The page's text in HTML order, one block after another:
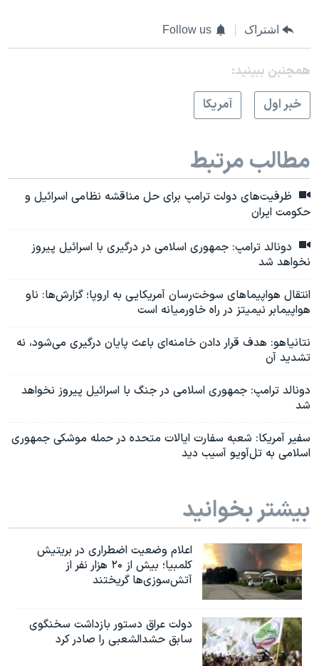
اشتراک Follow us
همچنبن ببینید:
خبر اول
آمريکا
مطالب مرتبط
ظرفیت‌های دولت ترامپ برای حل مناقشه نظامی اسرائیل و
حکومت ایران
دونالد ترامپ: جمهوری اسلامی در درگیری با اسرائیل پیروز
نخواهد شد
انتقال هواپیماهای سوخت‌رسان آمریکایی به اروپا؛ گزارش‌ها: ناو
هواپیمابر نیمیتز در راه خاورمیانه است
نتانیاهو: هدف قرار دادن خامنه‌ای باعث پایان درگیری می‌شود، نه
تشدید آن
دونالد ترامپ: جمهوری اسلامی در جنگ با اسرائیل پیروز نخواهد
شد
سفیر آمریکا: شعبه سفارت ایالات متحده در حمله موشکی جمهوری
اسلامی به تل‌آویو آسیب دید
بیشتر بخوانید
اعلام وضعیت اضطراری در بریتیش
کلمبیا؛ بیش از ۲۰ هزار نفر از
آتش‌سوزی‌ها گریختند
دولت عراق دستور بازداشت سخنگوی
سابق حشدالشعبی را صادر کرد